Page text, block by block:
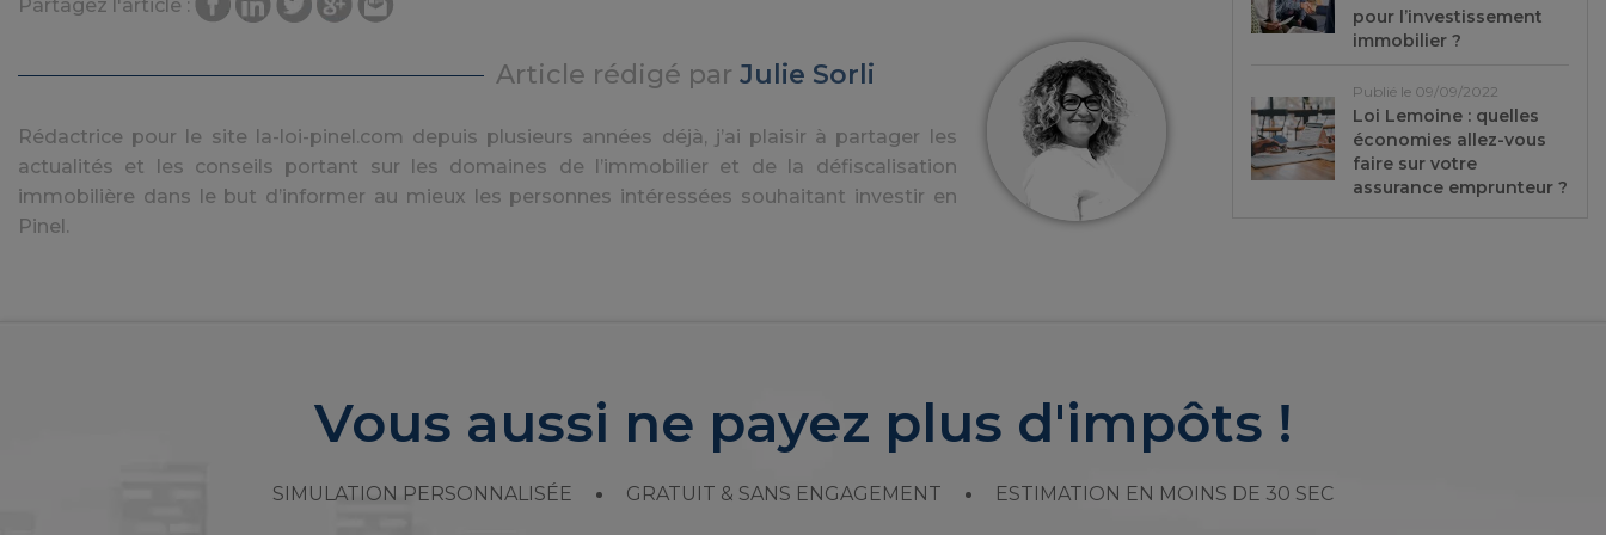
Partagez l'article :
Article rédigé parJulie Sorli
Rédactrice pour le site la-loi-pinel.com depuis plusieurs années déjà, j’ai plaisir à partager les
actualités et les conseils portant sur les domaines de l’immobilier et de la défiscalisation
immobilière dans le but d’informer au mieux les personnes intéressées souhaitant investir en
Pinel.
pour l’investissement
immobilier ?
Publié le 09/09/2022
Loi Lemoine : quelles
économies allez-vous
faire sur votre
assurance emprunteur ?
Vous aussi ne payez plus d'impôts !
SIMULATION PERSONNALISÉE GRATUIT & SANS ENGAGEMENT ESTIMATION EN MOINS DE 30 SEC